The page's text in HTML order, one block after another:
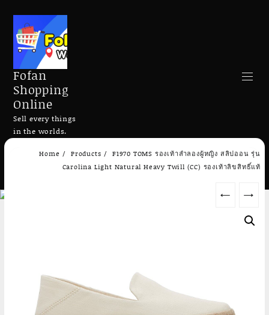
Skip
Fofan
Shopping
Online
Sell every things
in the worlds.
Search
Home Products
F1970 TOMS รองเท้าลำลองผู้หญิง สลิปออน รุ่น
Carolina Light Natural Heavy Twill (CC) รองเท้าลิขสิทธิ์แท้
← →